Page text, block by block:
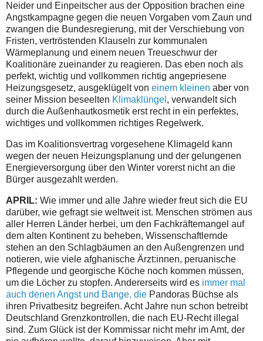
Neider und Einpeitscher aus der Opposition brachen eine
Angstkampagne gegen die neuen Vorgaben vom Zaun und
zwangen die Bundesregierung, mit der Verschiebung von
Fristen, vertröstenden Klauseln zur kommunalen
Wärmeplanung und einem neuen Treueschwur der
Koalitionäre zueinander zu reagieren. Das eben noch als
perfekt, wichtig und vollkommen richtig angepriesene
Heizungsgesetz, ausgeklügelt von einem kleinen aber von
seiner Mission beseelten Klimaklüngel , verwandelt sich
durch die Außenhautkosmetik erst recht in ein perfektes,
wichtiges und vollkommen richtiges Regelwerk.
Das im Koalitionsvertrag vorgesehene Klimageld kann
wegen der neuen Heizungsplanung und der gelungenen
Energieversorgung über den Winter vorerst nicht an die
Bürger ausgezahlt werden.
APRIL: Wie immer und alle Jahre wieder freut sich die EU
darüber, wie gefragt sie weltweit ist. Menschen strömen aus
aller Herren Länder herbei, um den Fachkräftemangel auf
dem alten Kontinent zu beheben, Wissenschaftlernde
stehen an den Schlagbäumen an den Außengrenzen und
notieren, wie viele afghanische Ärzt:innen, peruanische
Pflegende und georgische Köche noch kommen müssen,
um die Löcher zu stopfen. Andererseits wird es immer mal
auch denen Angst und Bange, die Pandoras Büchse als
ihren Privatbesitz begreifen. Acht Jahre nun schon betreibt
Deutschland Grenzkontrollen, die nach EU-Recht illegal
sind. Zum Glück ist der Kommissar nicht mehr im Amt, der